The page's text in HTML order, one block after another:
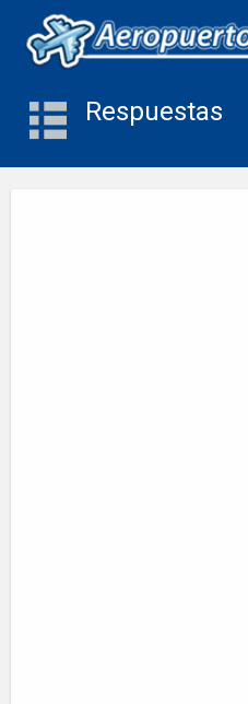
Respuestas